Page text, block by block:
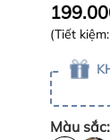
(Tiết kiệm:
Màu sắc: